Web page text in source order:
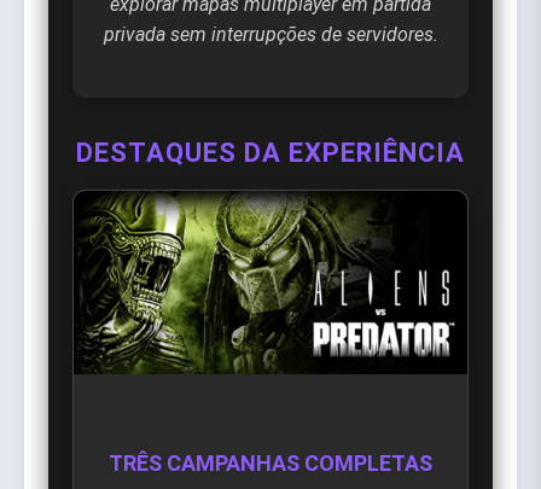
privada sem interrupções de servidores.
DESTAQUES DA EXPERIÊNCIA
TRÊS CAMPANHAS COMPLETAS